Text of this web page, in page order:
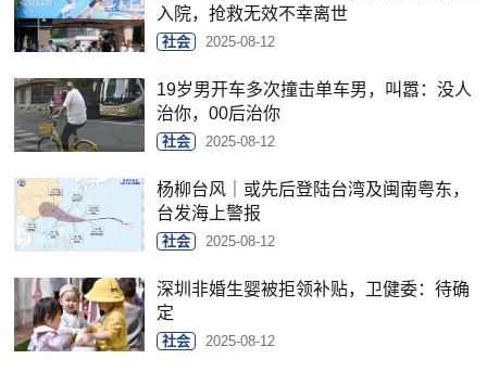
入院，抢救无效不幸离世
社会 2025-08-12
19岁男开车多次撞击单车男，叫嚣：没人
治你，00后治你
社会 2025-08-12
杨柳台风｜或先后登陆台湾及闽南粤东，
台发海上警报
社会 2025-08-12
深圳非婚生婴被拒领补贴，卫健委：待确
定
社会 2025-08-12